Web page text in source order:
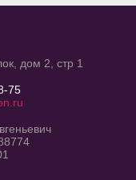
дом 2, стр 1
75